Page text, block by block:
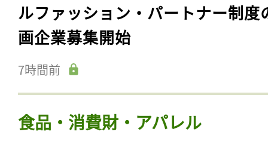
ルファッション・パートナー制度
画企業募集開始
7時間前
食品・消費財・アパレル